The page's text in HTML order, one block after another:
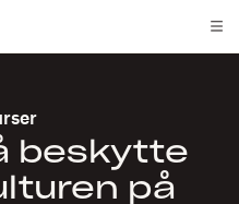
beskytte
på